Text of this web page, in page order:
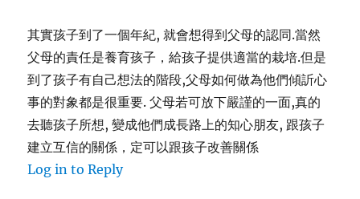
其實孩子到了一個年紀, 就會想得到父母的認同.當然
父母的責任是養育孩子，給孩子提供適當的栽培.但是
到了孩子有自己想法的階段,父母如何做為他們傾訢心
事的對象都是很重要. 父母若可放下嚴謹的一面,真的
去聽孩子所想, 變成他們成長路上的知心朋友, 跟孩子
建立互信的關係，定可以跟孩子改善關係
Log in to Reply